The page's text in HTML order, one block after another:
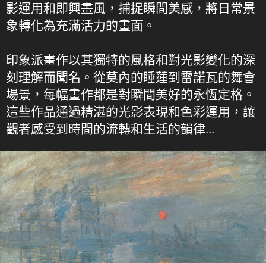
影運用和即興畫風，捕捉瞬間美感，將日常景
象轉化為充滿活力的畫面。
印象派畫作以其獨特的風格和對光影變化的深
刻理解而聞名。從莫內的睡蓮到雷諾瓦的舞會
場景，每幅畫作都是對瞬間美好的永恆定格。
這些作品通過精湛的光影表現和色彩運用，讓
觀者感受到時間的流轉和生活的韻律...